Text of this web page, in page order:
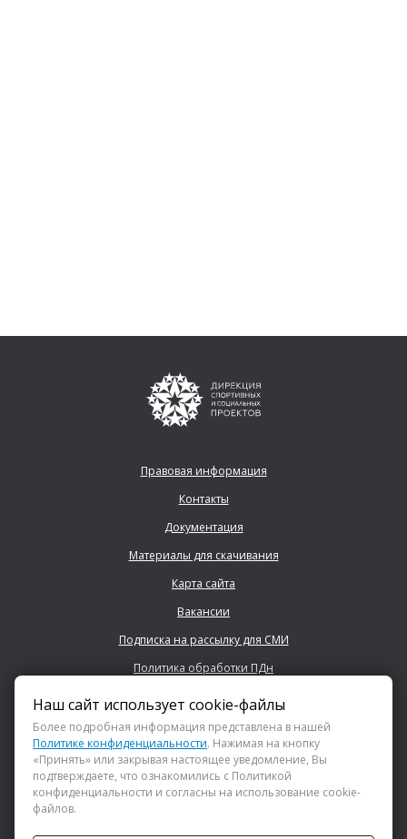
Правовая информация
Контакты
Документация
Материалы для скачивания
Карта сайта
Вакансии
Подписка на рассылку для СМИ
Политика обработки ПДн
+7 (843) 222 0700
info@dsspkazan.ru
Наш сайт использует cookie-файлы
Более подробная информация представлена в нашей
Политике конфиденциальности. Нажимая на кнопку
«Принять» или закрывая настоящее уведомление, Вы
подтверждаете, что ознакомились с Политикой
конфиденциальности и согласны на использование cookie-
файлов.